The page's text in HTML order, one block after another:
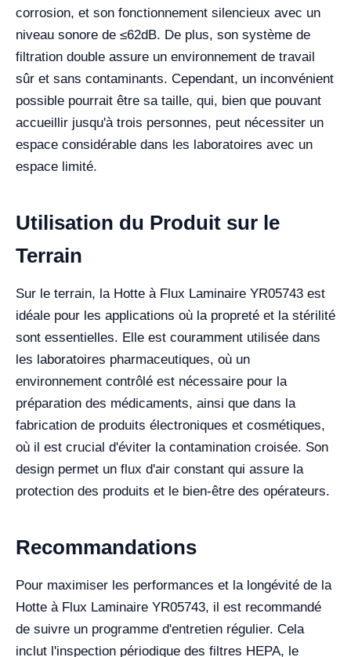
corrosion, et son fonctionnement silencieux avec un
niveau sonore de ≤62dB. De plus, son système de
filtration double assure un environnement de travail
sûr et sans contaminants. Cependant, un inconvénient
possible pourrait être sa taille, qui, bien que pouvant
accueillir jusqu'à trois personnes, peut nécessiter un
espace considérable dans les laboratoires avec un
espace limité.
Utilisation du Produit sur le
Terrain
Sur le terrain, la Hotte à Flux Laminaire YR05743 est
idéale pour les applications où la propreté et la stérilité
sont essentielles. Elle est couramment utilisée dans
les laboratoires pharmaceutiques, où un
environnement contrôlé est nécessaire pour la
préparation des médicaments, ainsi que dans la
fabrication de produits électroniques et cosmétiques,
où il est crucial d'éviter la contamination croisée. Son
design permet un flux d'air constant qui assure la
protection des produits et le bien-être des opérateurs.
Recommandations
Pour maximiser les performances et la longévité de la
Hotte à Flux Laminaire YR05743, il est recommandé
de suivre un programme d'entretien régulier. Cela
inclut l'inspection périodique des filtres HEPA, le